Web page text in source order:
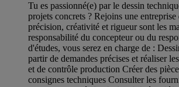
Tu es passionné(e) par le dessin
projets concrets ? Rejoins une
précision, créativité et rigueur sont les
responsabilité du concepteur ou du
d'études, vous serez en charge de :
partir de demandes précises et réaliser
et de contrôle production Créer des
consignes techniques Consulter les